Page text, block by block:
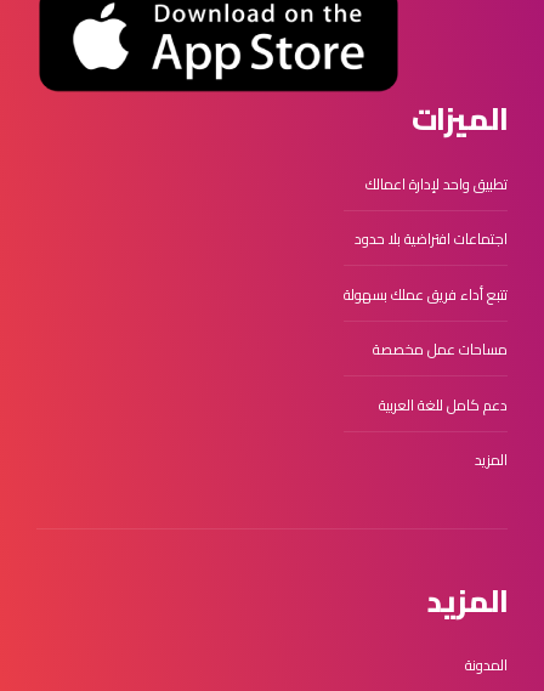
الميزات
تطبيق واحد لإدارة اعمالك
اجتماعات افتراضية بلا حدود
تتبع أداء فريق عملك بسهولة
مساحات عمل مخصصة
دعم كامل للغة العربية
المزيد
المزيد
المدونة